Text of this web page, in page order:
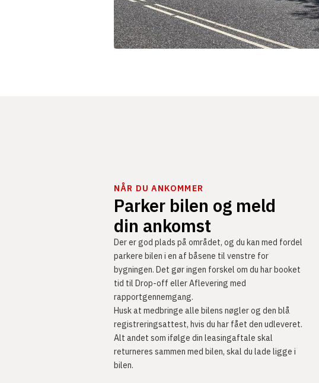
NÅR DU ANKOMMER
Parker bilen og meld
din ankomst
Der er god plads på området, og du kan med fordel
parkere bilen i en af båsene til venstre for
bygningen. Det gør ingen forskel om du har booket
tid til Drop-off eller Aflevering med
rapportgennemgang.
Husk at medbringe alle bilens nøgler og den blå
registreringsattest, hvis du har fået den udleveret.
Alt andet som ifølge din leasingaftale skal
returneres sammen med bilen, skal du lade ligge i
bilen.